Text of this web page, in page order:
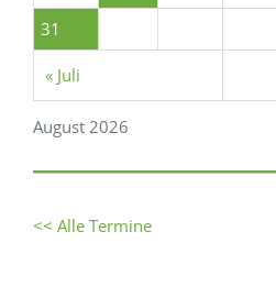
August 2026
31
« Juli
<< Alle Termine